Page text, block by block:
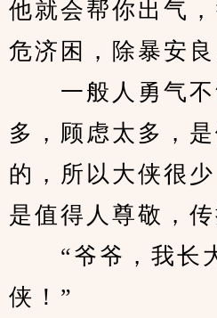
他就会帮你出气
危济困，除暴安良
一般人勇气不
多，顾虑太多，
的，所以大侠很
是值得人尊敬，
“爷爷，我长
侠！”